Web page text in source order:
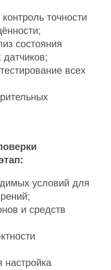
точности
состояния
всех
условий для
и средств
настройка